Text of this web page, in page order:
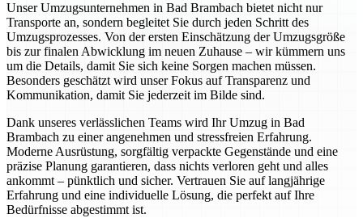
Unser Umzugsunternehmen in Bad Brambach bietet nicht nur
Transporte an, sondern begleitet Sie durch jeden Schritt des
Umzugsprozesses. Von der ersten Einschätzung der Umzugsgröße
bis zur finalen Abwicklung im neuen Zuhause – wir kümmern uns
um die Details, damit Sie sich keine Sorgen machen müssen.
Besonders geschätzt wird unser Fokus auf Transparenz und
Kommunikation, damit Sie jederzeit im Bilde sind.
Dank unseres verlässlichen Teams wird Ihr Umzug in Bad
Brambach zu einer angenehmen und stressfreien Erfahrung.
Moderne Ausrüstung, sorgfältig verpackte Gegenstände und eine
präzise Planung garantieren, dass nichts verloren geht und alles
ankommt – pünktlich und sicher. Vertrauen Sie auf langjährige
Erfahrung und eine individuelle Lösung, die perfekt auf Ihre
Bedürfnisse abgestimmt ist.